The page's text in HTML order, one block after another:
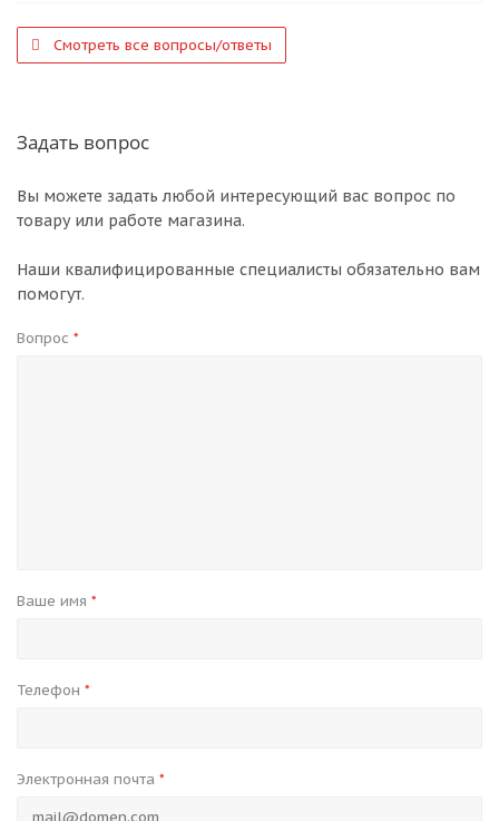
Смотреть все вопросы/ответы
Задать вопрос
Вы можете задать любой интересующий вас вопрос по
товару или работе магазина.
Наши квалифицированные специалисты обязательно вам
помогут.
Вопрос *
Ваше имя *
Телефон *
Электронная почта *